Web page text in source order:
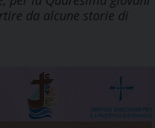
da alcune storie di